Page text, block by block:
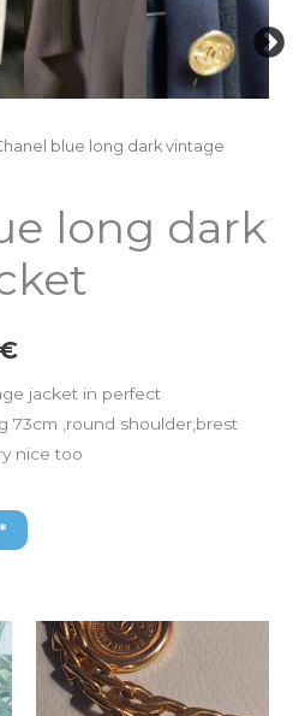
blue long dark vintage
long dark
€
jacket in perfect
73cm ,round shoulder,brest
nice too
El
precio
original
3.000,00€.